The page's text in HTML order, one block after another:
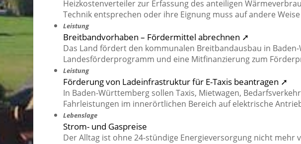
Heizkostenverteiler zur Erfassung des anteiligen
Technik entsprechen oder ihre Eignung muss auf andere
Leistung
Breitbandvorhaben – Fördermittel abrechnen ➚
Das Land fördert den kommunalen Breitbandausbau in
Landesförderprogramm und eine Mitfinanzierung zum
Leistung
Förderung von Ladeinfrastruktur für E-Taxis beantragen ➚
In Baden-Württemberg sollen Taxis, Mietwagen,
Fahrleistungen im innerörtlichen Bereich auf elektrische
Lebenslage
Strom- und Gaspreise
Der Alltag ist ohne 24-stündige Energieversorgung nicht mehr